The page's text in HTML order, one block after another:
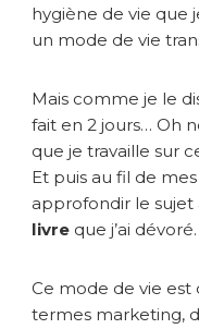
hygiène de vie que
un mode de vie
Mais comme je le
fait en 2 jours… Oh
que je travaille sur
Et puis au fil de
approfondir le sujet
livre que j’ai dévoré.
Ce mode de vie
termes marketing,